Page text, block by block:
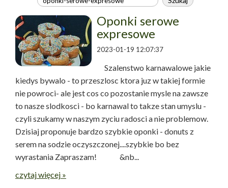
Oponki serowe
expresowe
2023-01-19 12:07:37
Szalenstwo karnawalowe jakie
kiedys bywalo - to przeszlosc ktora juz w takiej formie
nie powroci- ale jest cos co pozostanie mysle na zawsze
to nasze slodkosci - bo karnawal to takze stan umyslu -
czyli szukamy w naszym zyciu radosci a nie problemow.
Dzisiaj proponuje bardzo szybkie oponki - donuts z
serem na sodzie oczyszczonej....szybkie bo bez
wyrastania Zapraszam! &nb...
czytaj więcej »